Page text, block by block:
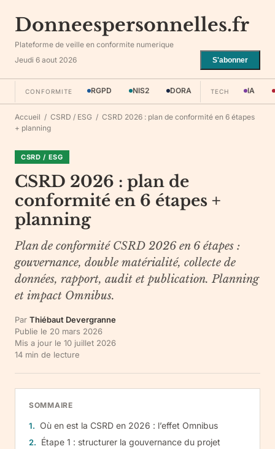
Donneespersonnelles.fr
Plateforme de veille en conformite numerique
Jeudi 6 aout 2026
S'abonner
CONFORMITE RGPD NIS2 DORA TECH IA
Accueil / CSRD / ESG / CSRD 2026 : plan de conformité en 6 étapes
+ planning
CSRD / ESG
CSRD 2026 : plan de
conformité en 6 étapes +
planning
Plan de conformité CSRD 2026 en 6 étapes :
gouvernance, double matérialité, collecte de
données, rapport, audit et publication. Planning
et impact Omnibus.
Par Thiébaut Devergranne
Publie le 20 mars 2026
Mis a jour le 10 juillet 2026
14 min de lecture
SOMMAIRE
Où en est la CSRD en 2026 : l’effet Omnibus
Étape 1 : structurer la gouvernance du projet